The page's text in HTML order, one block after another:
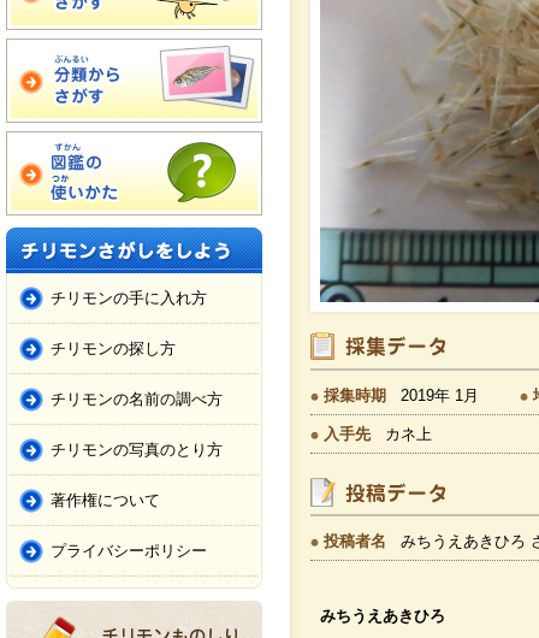
チリモンの手に入れ方
チリモンの探し方
チリモンの名前の調べ方
チリモンの写真のとり方
著作権について
プライバシーポリシー
採集時期 2019年 1月
入手先 カネ上
投稿者名 みちうえあきひろ
みちうえあきひろ